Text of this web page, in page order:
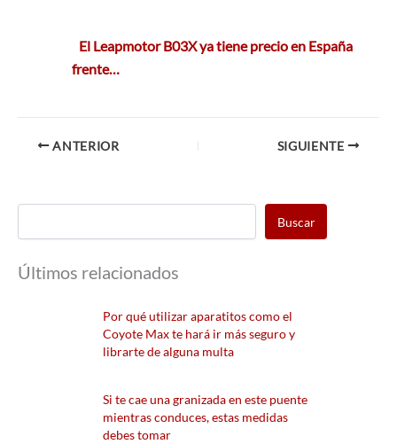
El Leapmotor B03X ya tiene precio en España
frente…
ANTERIOR SIGUIENTE
Buscar
Últimos relacionados
Por qué utilizar aparatitos como el
Coyote Max te hará ir más seguro y
librarte de alguna multa
Si te cae una granizada en este puente
mientras conduces, estas medidas
debes tomar